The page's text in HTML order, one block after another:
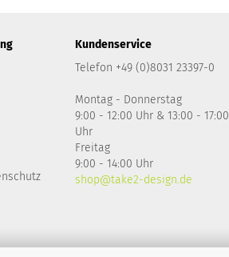
Kundenservice
Telefon +49 (0)8031 23397-0
Montag - Donnerstag
9:00 - 12:00 Uhr & 13:00 - 17:00
Uhr
Freitag
9:00 - 14:00 Uhr
shop@take2-design.de